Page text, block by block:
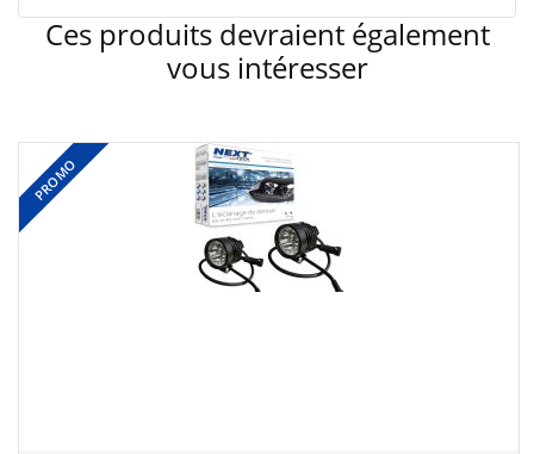
Ces produits devraient également
vous intéresser
PROMO